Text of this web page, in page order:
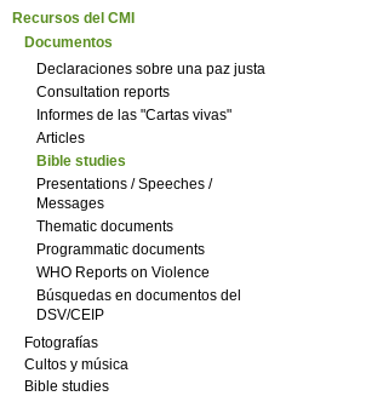
Recursos del CMI
Documentos
Declaraciones sobre una paz justa
Consultation reports
Informes de las "Cartas vivas"
Articles
Bible studies
Presentations / Speeches /
Messages
Thematic documents
Programmatic documents
WHO Reports on Violence
Búsquedas en documentos del
DSV/CEIP
Fotografías
Cultos y música
Bible studies